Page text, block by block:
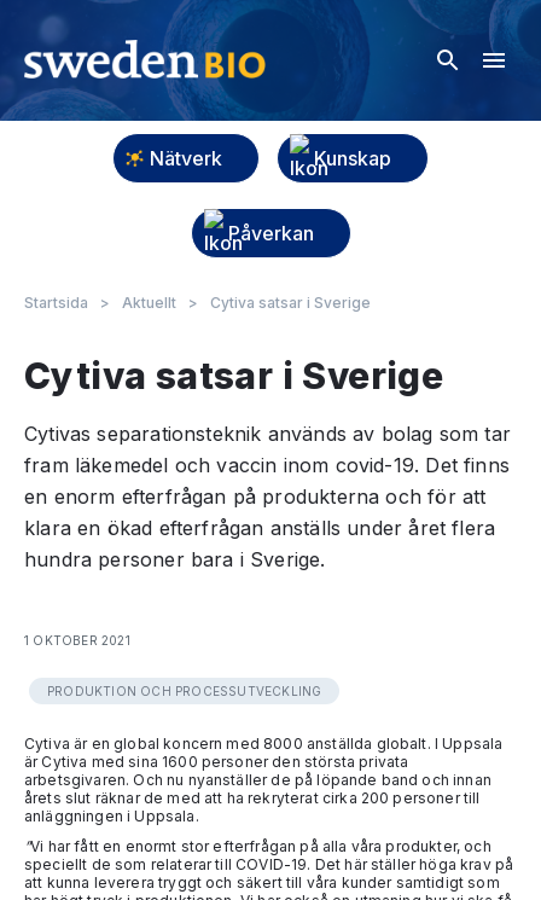
Nätverk Kunskap
Påverkan
Startsida > Aktuellt > Cytiva satsar i Sverige
Cytiva satsar i Sverige
Cytivas separationsteknik används av bolag som tar
fram läkemedel och vaccin inom covid-19. Det finns
en enorm efterfrågan på produkterna och för att
klara en ökad efterfrågan anställs under året flera
hundra personer bara i Sverige.
1 OKTOBER 2021
PRODUKTION OCH PROCESSUTVECKLING
Cytiva är en global koncern med 8000 anställda globalt. I Uppsala
är Cytiva med sina 1600 personer den största privata
arbetsgivaren. Och nu nyanställer de på löpande band och innan
årets slut räknar de med att ha rekryterat cirka 200 personer till
anläggningen i Uppsala.
”Vi har fått en enormt stor efterfrågan på alla våra produkter, och
speciellt de som relaterar till COVID-19. Det här ställer höga krav på
att kunna leverera tryggt och säkert till våra kunder samtidigt som